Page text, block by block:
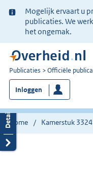
Ter
informatie:
Mogelijk ervaart u
publicaties. We
het ongemak.
U
bent
nu
hier:
Publicaties Officiële
Inloggen
Home Kamerstuk